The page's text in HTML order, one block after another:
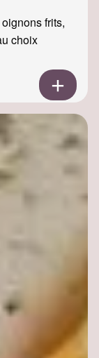
frits,
choix